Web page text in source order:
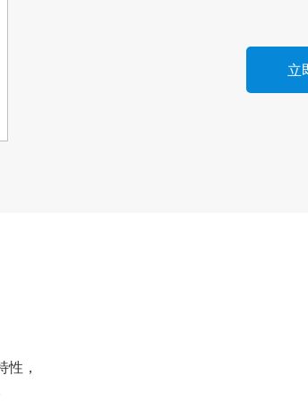
立
性，